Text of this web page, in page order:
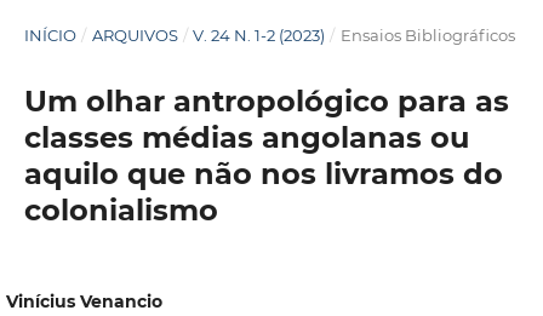
INÍCIO / ARQUIVOS / V. 24 N. 1-2 (2023) / Ensaios Bibliográficos
Um olhar antropológico para as
classes médias angolanas ou
aquilo que não nos livramos do
colonialismo
Vinícius Venancio